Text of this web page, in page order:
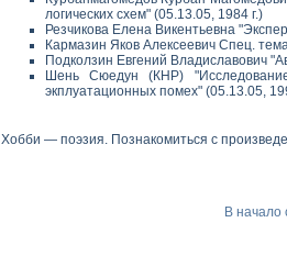
логических схем" (05.13.05, 1984 г.)
Резчикова Елена Викентьевна
Кармазин Яков Алексеевич Спец.
Подколзин Евгений Владиславович
Шень Сюедун (КНР)
экплуатационных помех" (05.13.05,
Хобби — поэзия. Познакомиться с
В начало